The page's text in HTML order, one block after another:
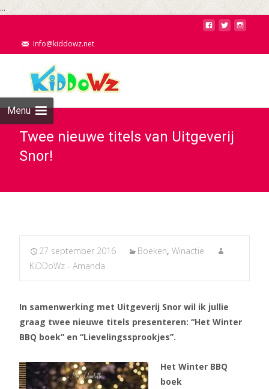
...
Info@kiddowz.net
Menu
Twee nieuwe titels van Uitgeverij
Snor!
27 september 2016 Boeken, Winactie
KiDDoWz - Amanda
In samenwerking met Uitgeverij Snor wil ik jullie
graag twee nieuwe titels presenteren: “Het Winter
BBQ boek” en “Lievelingssprookjes”.
Het Winter BBQ
boek